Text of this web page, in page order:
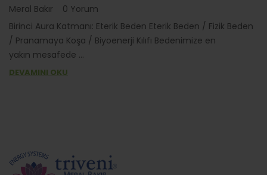
Meral Bakır
0 Yorum
Birinci Aura Katmanı: Eterik Beden Eterik Beden / Fizik Beden
/ Pranamaya Koşa / Biyoenerji Kılıfı Bedenimize en
yakın mesafede ...
DEVAMINI OKU